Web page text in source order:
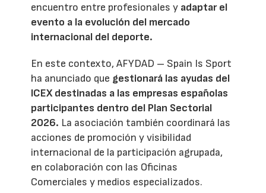
encuentro entre profesionales y adaptar el
evento a la evolución del mercado
internacional del deporte.
En este contexto, AFYDAD – Spain Is Sport
ha anunciado que gestionará las ayudas del
ICEX destinadas a las empresas españolas
participantes dentro del Plan Sectorial
2026. La asociación también coordinará las
acciones de promoción y visibilidad
internacional de la participación agrupada,
en colaboración con las Oficinas
Comerciales y medios especializados.